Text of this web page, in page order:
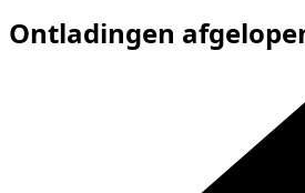
Ontladingen